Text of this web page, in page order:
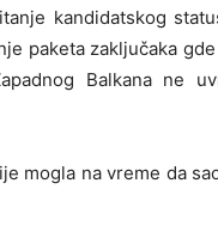
kandidatskog
paketa zaključaka
Balkana ne
mogla na vreme da